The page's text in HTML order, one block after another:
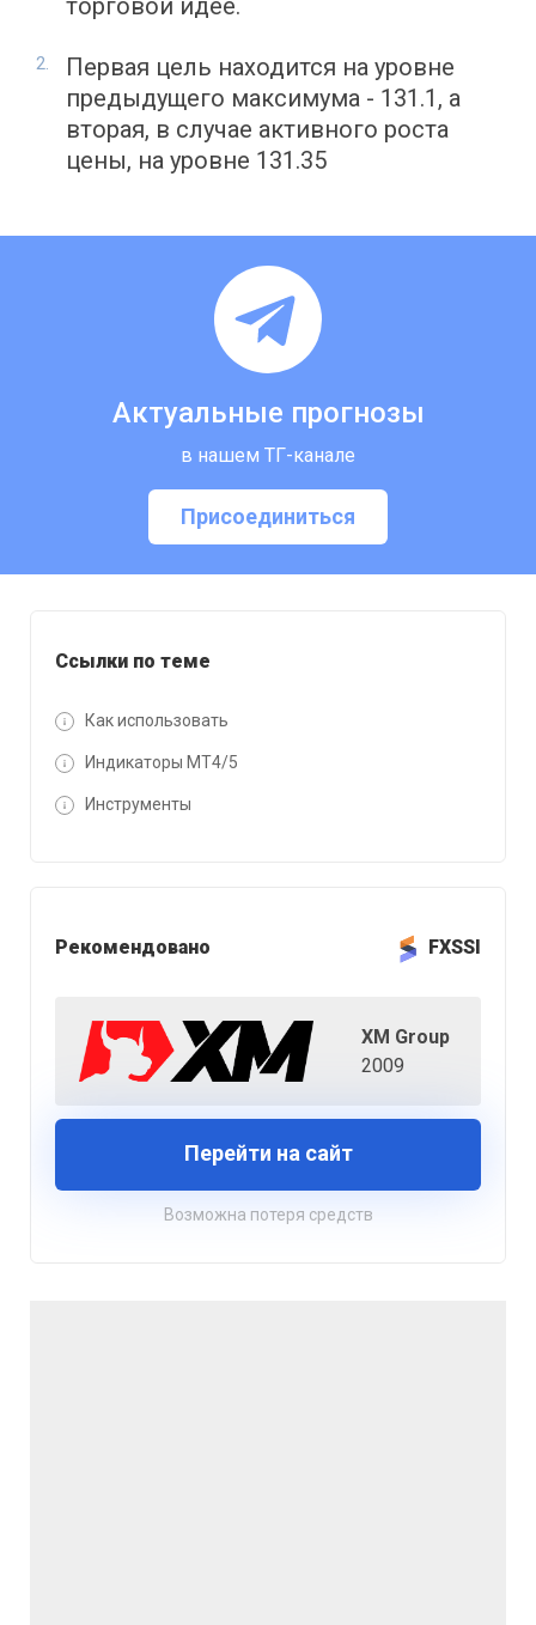
Ссылки по теме
Как использовать
Индикаторы MT4/5
Инструменты
Рекомендовано FXSSI
XM Group
2009
Перейти на сайт
Возможна потеря средств
торговой идее.
Первая цель находится на уровне
предыдущего максимума - 131.1, а
вторая, в случае активного роста
цены, на уровне 131.35
Актуальные прогнозы
в нашем ТГ-канале
Присоединиться